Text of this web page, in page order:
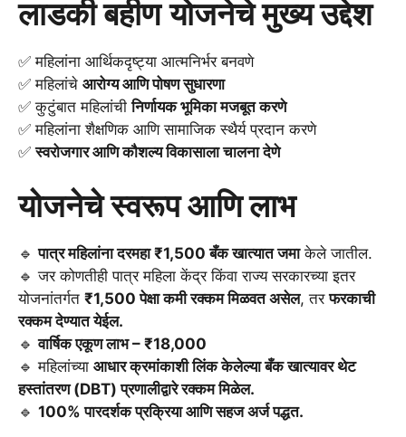
लाडकी बहीण योजनेचे मुख्य उद्देश
✅ महिलांना आर्थिकदृष्ट्या आत्मनिर्भर बनवणे
✅ महिलांचे आरोग्य आणि पोषण सुधारणा
✅ कुटुंबात महिलांचीनिर्णायक भूमिका मजबूत करणे
✅ महिलांना शैक्षणिक आणि सामाजिक स्थैर्य प्रदान करणे
✅स्वरोजगार आणि कौशल्य विकासाला चालना देणे
योजनेचे स्वरूप आणि लाभ
🔹पात्र महिलांना दरमहा ₹1,500 बँक खात्यात जमाकेले जातील.
🔹 जर कोणतीही पात्र महिला केंद्र किंवा राज्य सरकारच्या इतर
योजनांतर्गत ₹1,500 पेक्षा कमी रक्कम मिळवत असेल, तरफरकाची
रक्कम देण्यात येईल.
🔹वार्षिक एकूण लाभ – ₹18,000
🔹 महिलांच्या आधार क्रमांकाशी लिंक केलेल्या बँक खात्यावर थेट
हस्तांतरण (DBT) प्रणालीद्वारे रक्कम मिळेल.
🔹 100% पारदर्शक प्रक्रिया आणि सहज अर्ज पद्धत.